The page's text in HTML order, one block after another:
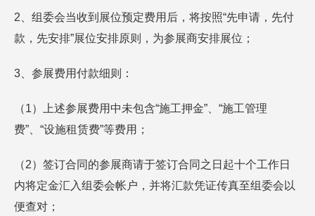
2、组委会当收到展位预定费用后，将按照“先申请，先付
款，先安排”展位安排原则，为参展商安排展位；
3、参展费用付款细则：
（1）上述参展费用中未包含“施工押金”、“施工管理
费”、“设施租赁费”等费用；
（2）签订合同的参展商请于签订合同之日起十个工作日
内将定金汇入组委会帐户，并将汇款凭证传真至组委会以
便查对；